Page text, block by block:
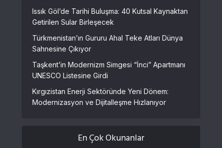
Issık Göl’de Tarihi Buluşma: 40 Kutsal Kaynaktan
Getirilen Sular Birleşecek
Türkmenistan’ın Gururu Ahal Teke Atları Dünya
Sahnesine Çıkıyor
Taşkent’in Modernizm Simgesi “İnci” Apartmanı
UNESCO Listesine Girdi
Kırgızistan Enerji Sektöründe Yeni Dönem:
Modernizasyon ve Dijitalleşme Hızlanıyor
En Çok Okunanlar